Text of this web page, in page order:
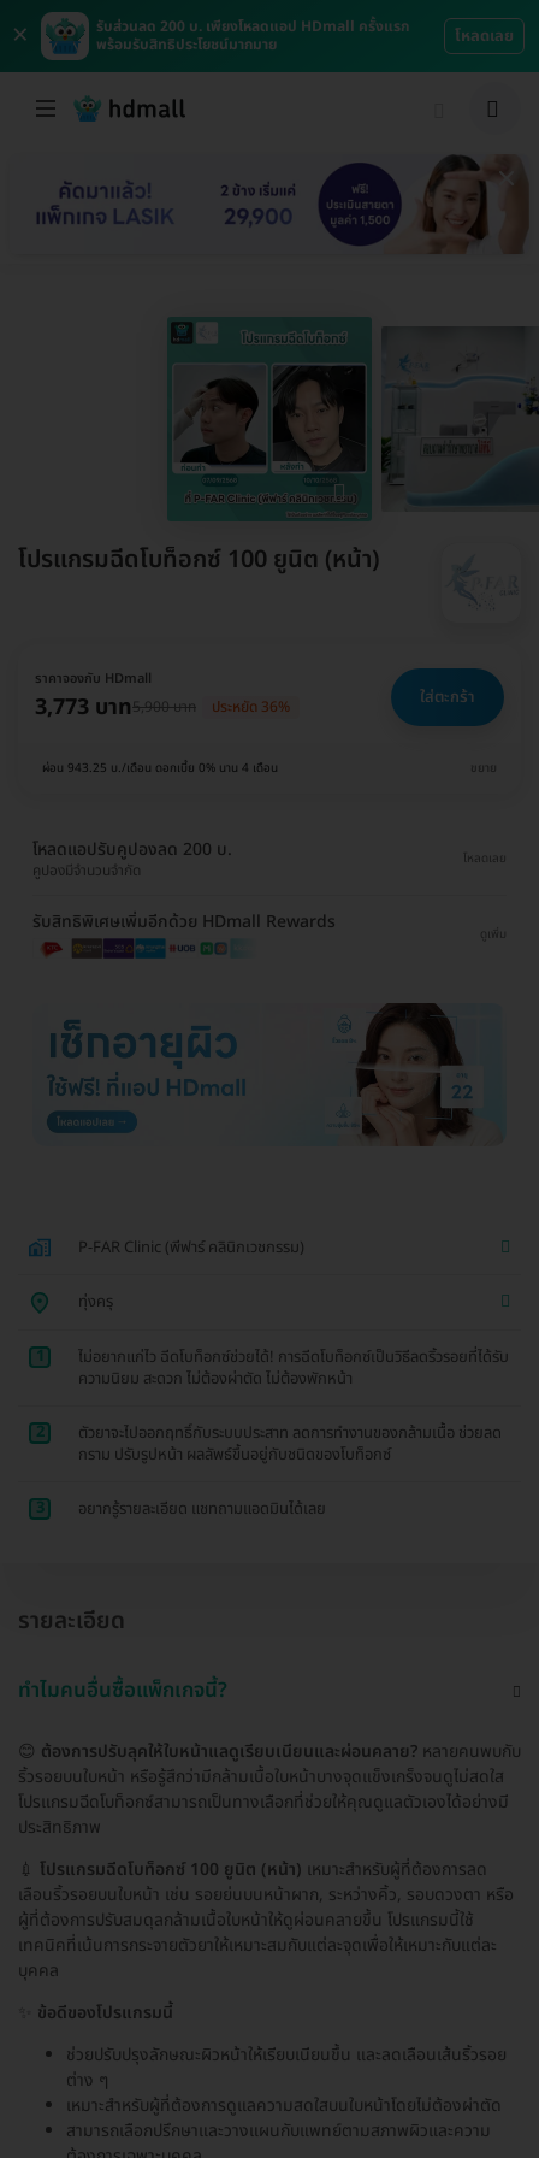
×
รับส่วนลด 200 บ. เพียงโหลดแอป HDmall ครั้งแรก
พร้อมรับสิทธิประโยชน์มากมาย
โหลดเลย
โปรแกรมฉีดโบท็อกซ์ 100 ยูนิต (หน้า)
ราคาจองกับ HDmall
3,773 บาท5,900 บาท ประหยัด 36% ใส่ตะกร้า
ผ่อน 943.25 บ./เดือน ดอกเบี้ย 0% นาน 4 เดือน ขยาย
โหลดแอปรับคูปองลด 200 บ.
คูปองมีจำนวนจำกัด
โหลดเลย
รับสิทธิพิเศษเพิ่มอีกด้วย HDmall Rewards
ดูเพิ่ม
P-FAR Clinic (พีฟาร์ คลินิกเวชกรรม)
ทุ่งครุ
1
ไม่อยากแก่ไว ฉีดโบท็อกซ์ช่วยได้! การฉีดโบท็อกซ์เป็นวิธีลดริ้วรอยที่ได้รับ
ความนิยม สะดวก ไม่ต้องผ่าตัด ไม่ต้องพักหน้า
2
ตัวยาจะไปออกฤทธิ์กับระบบประสาท ลดการทำงานของกล้ามเนื้อ ช่วยลด
กราม ปรับรูปหน้า ผลลัพธ์ขึ้นอยู่กับชนิดของโบท็อกซ์
3 อยากรู้รายละเอียด แชทถามแอดมินได้เลย
รายละเอียด
ทำไมคนอื่นซื้อแพ็กเกจนี้?
😊 ต้องการปรับลุคให้ใบหน้าแลดูเรียบเนียนและผ่อนคลาย? หลายคนพบกับ
ริ้วรอยบนใบหน้า หรือรู้สึกว่ามีกล้ามเนื้อใบหน้าบางจุดแข็งเกร็งจนดูไม่สดใส
โปรแกรมฉีดโบท็อกซ์สามารถเป็นทางเลือกที่ช่วยให้คุณดูแลตัวเองได้อย่างมี
ประสิทธิภาพ
💉 โปรแกรมฉีดโบท็อกซ์ 100 ยูนิต (หน้า) เหมาะสำหรับผู้ที่ต้องการลด
เลือนริ้วรอยบนใบหน้า เช่น รอยย่นบนหน้าผาก, ระหว่างคิ้ว, รอบดวงตา หรือ
ผู้ที่ต้องการปรับสมดุลกล้ามเนื้อใบหน้าให้ดูผ่อนคลายขึ้น โปรแกรมนี้ใช้
เทคนิคที่เน้นการกระจายตัวยาให้เหมาะสมกับแต่ละจุดเพื่อให้เหมาะกับแต่ละ
บุคคล
ข้อดีของโปรแกรมนี้
ช่วยปรับปรุงลักษณะผิวหน้าให้เรียบเนียนขึ้น และลดเลือนเส้นริ้วรอย
ต่าง ๆ
เหมาะสำหรับผู้ที่ต้องการดูแลความสดใสบนใบหน้าโดยไม่ต้องผ่าตัด
สามารถเลือกปรึกษาและวางแผนกับแพทย์ตามสภาพผิวและความ